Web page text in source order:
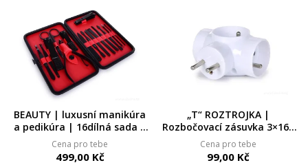
BEAUTY | luxusní manikúra
a pedikúra | 16dílná sada |
kompletní péče v etui | ocel
| červená
Cena pro tebe
499,00 Kč
„T“ ROZTROJKA |
Rozbočovací zásuvka 3×16A
s dětskou clonou
Cena pro tebe
99,00 Kč